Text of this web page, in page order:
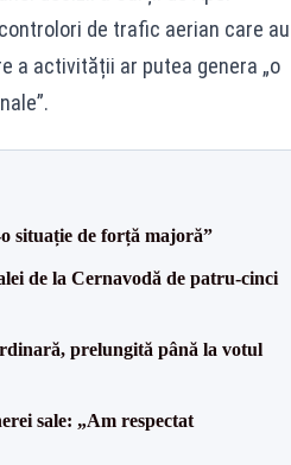
de trafic aerian care au
a activității ar putea genera „o
situație de forță majoră”
de la Cernavodă de patru-cinci
prelungită până la votul
sale: „Am respectat